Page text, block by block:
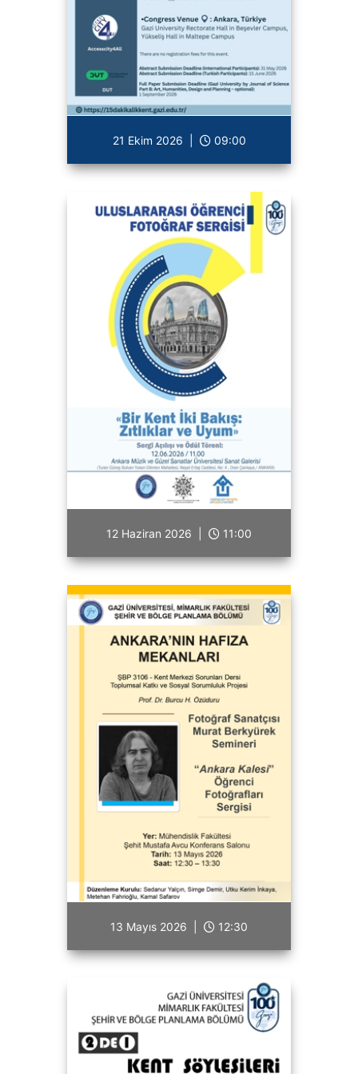
21 Ekim 2026 | 09:00
12 Haziran 2026 | 11:00
13 Mayıs 2026 | 12:30